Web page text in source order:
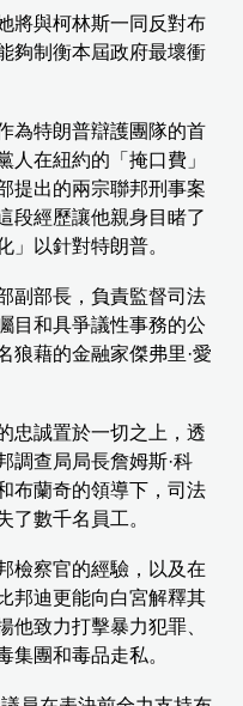
將與柯林斯一同反對布
夠制衡本屆政府最壞衝
為特朗普辯護團隊的首
人在紐約的「掩口費」
提出的兩宗聯邦刑事案
段經歷讓他親身目睹了
」以針對特朗普。
副部長，負責監督司法
目和具爭議性事務的公
狼藉的金融家傑弗里·愛
忠誠置於一切之上，透
調查局局長詹姆斯·科
布蘭奇的領導下，司法
了數千名員工。
檢察官的經驗，以及在
邦迪更能向白宮解釋其
他致力打擊暴力犯罪、
集團和毒品走私。